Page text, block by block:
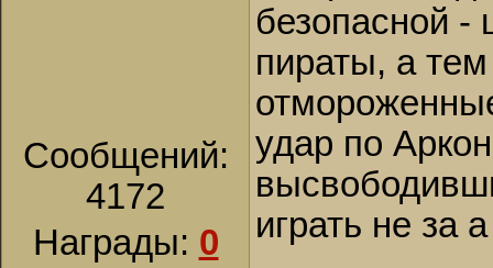
Сообщений:
4172
Награды: 0
безопасной -
пираты, а
удар по
играть не за